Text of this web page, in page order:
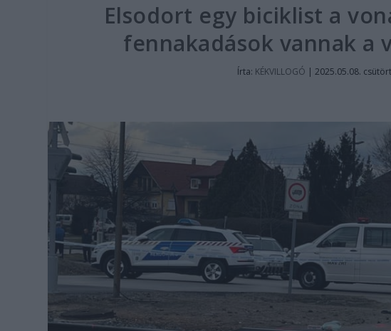
Elsodort egy biciklist a
fennakadások vannak a
Írta: KÉKVILLOGÓ | 2025.05.08.